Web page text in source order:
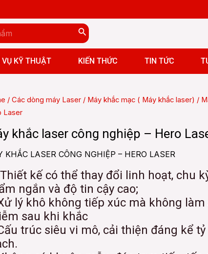
VỤ KỸ THUẬT KIẾN THỨC TIN TỨC
CNC
/ Các dòng máy Laser / Máy khắc mạc ( Máy khắc laser) /
Laser
khắc laser công nghiệp – Hero
KHẮC LASER CÔNG NGHIỆP – HERO LASER
kế có thể thay đổi linh hoạt, chu
ngắn và độ tin cậy cao;
lý khô không tiếp xúc mà không
sau khi khắc
trúc siêu vi mô, cải thiện đáng kể